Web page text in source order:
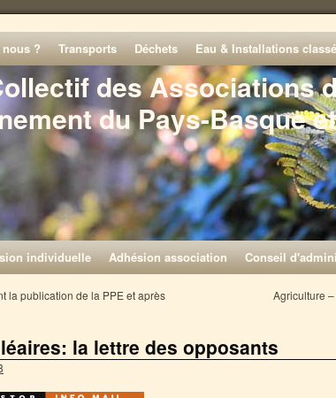
des Associations
du Pays-Basque
? Transports Déchets Eau & Installations
individuelle Adhésion association Conseil
la publication de la PPE et après
Agriculture
la lettre des opposants